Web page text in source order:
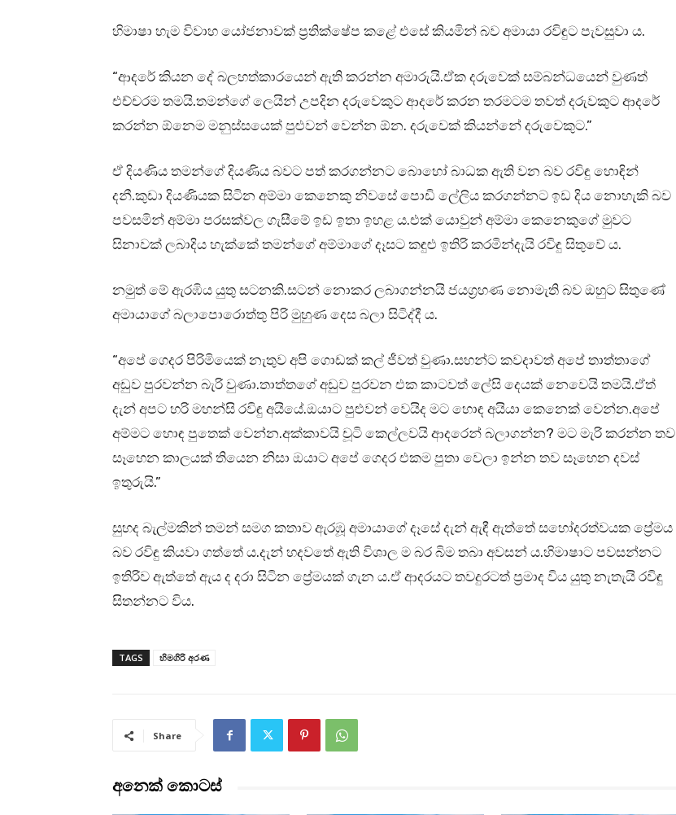
හිමාෂා හැම විවාහ යෝජනාවක් ප්‍රතික්ෂේප කළේ එසේ කියමින් බව අමායා රවිඳුට පැවසුවා ය.
“ආදරේ කියන දේ බලහත්කාරයෙන් ඇති කරන්න අමාරුයි.ඒක දරුවෙක් සම්බන්ධයෙන් වුණත්
එච්චරම තමයි.තමන්ගේ ලෙයින් උපදින දරුවෙකුට ආදරේ කරන තරමටම තවත් දරුවකුට ආදරේ
කරන්න ඕනෙම මනුස්සයෙක් පුළුවන් වෙන්න ඕන. දරුවෙක් කියන්නේ දරුවෙකුට.”
ඒ දියණිය තමන්ගේ දියණිය බවට පත් කරගන්නට බොහෝ බාධක ඇති වන බව රවිඳු හොඳින්
දනී.කුඩා දියණියක සිටින අම්මා කෙනෙකු නිවසේ පොඩි ලේලිය කරගන්නට ඉඩ දිය නොහැකි බව
පවසමින් අම්මා පරසක්වල ගැසීමේ ඉඩ ඉතා ඉහළ ය.එක් යොවුන් අම්මා කෙනෙකුගේ මුවට
සිනාවක් ලබාදිය හැක්කේ තමන්ගේ අම්මාගේ දෑසට කඳුළු ඉතිරි කරමින්දැයි රවිඳු සිතුවේ ය.
නමුත් මේ ඇරඹිය යුතු සටනකි.සටන් නොකර ලබාගන්නයි ජයග්‍රහණ නොමැති බව ඔහුට සිතුණේ
අමායාගේ බලාපොරොත්තු පිරි මුහුණ දෙස බලා සිටිද්දී ය.
“අපේ ගෙදර පිරිමියෙක් නැතුව අපි ගොඩක් කල් ජීවත් වුණා.සහන්ට කවදාවත් අපේ තාත්තාගේ
අඩුව පුරවන්න බැරි වුණා.තාත්තගේ අඩුව පුරවන එක කාටවත් ලේසි දෙයක් නෙවෙයි තමයි.ඒත්
දැන් අපට හරි මහන්සි රවිඳු අයියේ.ඔයාට පුළුවන් වෙයිද මට හොඳ අයියා කෙනෙක් වෙන්න.අපේ
අම්මට හොඳ පුතෙක් වෙන්න.අක්කාවයි චූටි කෙල්ලවයි ආදරෙන් බලාගන්න? මට මැරි කරන්න තව
සෑහෙන කාලයක් තියෙන නිසා ඔයාට අපේ ගෙදර එකම පුතා වෙලා ඉන්න තව සෑහෙන දවස්
ඉතුරුයි.”
සුහද බැල්මකින් තමන් සමග කතාව ඇරඹූ අමායාගේ දෑසේ දැන් ඇඳී ඇත්තේ සහෝදරත්වයක ප්‍රේමය
බව රවිඳු කියවා ගත්තේ ය.දැන් හදවතේ ඇති විශාල ම බර බිම තබා අවසන් ය.හිමාෂාට පවසන්නට
ඉතිරිව ඇත්තේ ඇය ද දරා සිටින ප්‍රේමයක් ගැන ය.ඒ ආදරයට තවදුරටත් ප්‍රමාද විය යුතු නැතැයි රවිඳු
සිතන්නට විය.
TAGS හිමගිරි අරණ
Share
අනෙක් කොටස්